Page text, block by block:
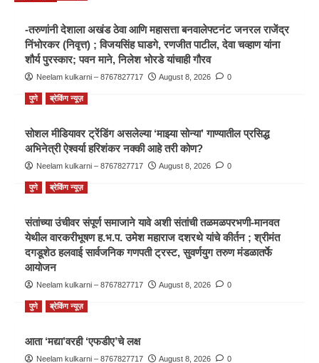
-तरुणांनी देशाला अखंड ठेवा आणि महासत्ता बनवालेफ्टनंट जनरल राजेंद्र
निंभोरकर (निवृत्त) ; विजयसिंह घाडगे, रणजीत पाटील, देवा चव्हाण यांना
शौर्य पुरस्कार; पवन माने, निलेश भोरडे यांचाही गौरव
Neelam kulkarni – 8767827717 August 8, 2026 0
पुणे ब्रेकिंग न्यूज़
सोशल मीडियावर ट्रेंडिंग असलेल्या ‘माझ्या सोन्या’ गाण्यातील प्रसिद्ध
अभिनेत्री ऐश्वर्या हरिशंकर नक्की आहे तरी कोण?
Neelam kulkarni – 8767827717 August 8, 2026 0
पुणे ब्रेकिंग न्यूज़
संतांच्या उंचीवर संपूर्ण समाजाने यावे अशी संतांची तळमळपरभणी-मानवत
येथील वारकरीभूषण ह.भ.प. उमेश महाराज दशरथे यांचे कीर्तन ; श्रीमंत
दगडूशेठ हलवाई सार्वजनिक गणपती ट्रस्ट, सुवर्णयुग तरुण मंडळातर्फे
आयोजन
Neelam kulkarni – 8767827717 August 8, 2026 0
पुणे ब्रेकिंग न्यूज़
आता ‘मद्या’वरही ‘एफडीए’चे लक्ष
Neelam kulkarni – 8767827717 August 8, 2026 0